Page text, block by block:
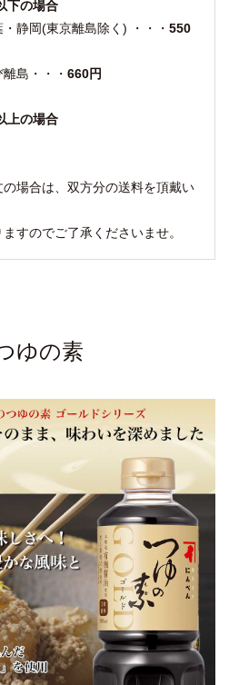
下の場合
静岡(東京離島除く) ・・・ 550
島・・・ 660円
上の場合
場合は、双方分の送料を頂戴い
すのでご了承くださいませ。
ゆの素